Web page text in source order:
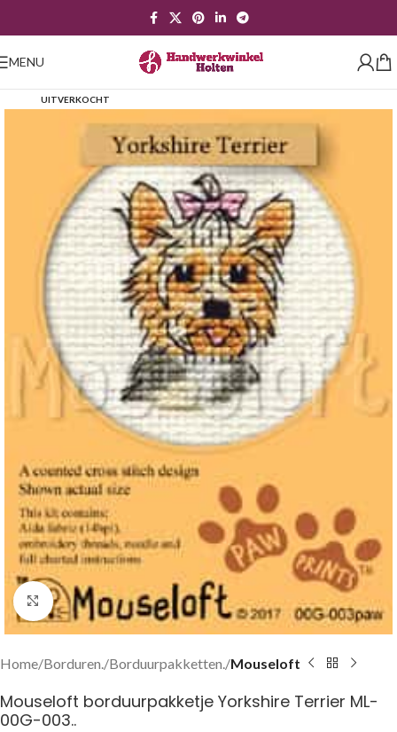
MENU
UITVERKOCHT
Klik om te vergroten
Home Borduren. Borduurpakketten. Mouseloft
Mouseloft borduurpakketje Yorkshire Terrier ML-
00G-003..